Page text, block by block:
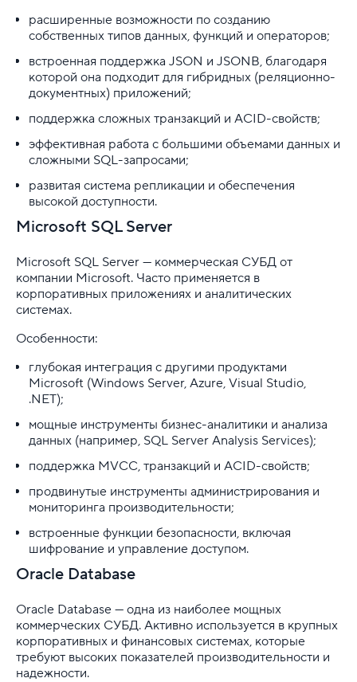
расширенные возможности по созданию
собственных типов данных, функций и операторов;
встроенная поддержка JSON и JSONB, благодаря
которой она подходит для гибридных (реляционно-
документных) приложений;
поддержка сложных транзакций и ACID-свойств;
эффективная работа с большими объемами данных и
сложными SQL-запросами;
развитая система репликации и обеспечения
высокой доступности.
Microsoft SQL Server
Microsoft SQL Server — коммерческая СУБД от
компании Microsoft. Часто применяется в
корпоративных приложениях и аналитических
системах.
Особенности:
глубокая интеграция с другими продуктами
Microsoft (Windows Server, Azure, Visual Studio,
.NET);
мощные инструменты бизнес-аналитики и анализа
данных (например, SQL Server Analysis Services);
поддержка MVCC, транзакций и ACID-свойств;
продвинутые инструменты администрирования и
мониторинга производительности;
встроенные функции безопасности, включая
шифрование и управление доступом.
Oracle Database
Oracle Database — одна из наиболее мощных
коммерческих СУБД. Активно используется в крупных
корпоративных и финансовых системах, которые
требуют высоких показателей производительности и
надежности.